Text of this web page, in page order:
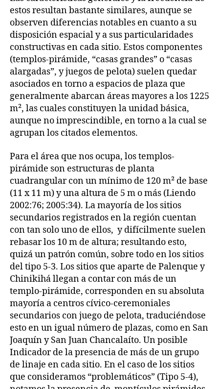
estos resultan bastante similares, aunque se
observen diferencias notables en cuanto a su
disposición espacial y a sus particularidades
constructivas en cada sitio. Estos componentes
(templos-pirámide, “casas grandes” o “casas
alargadas”, y juegos de pelota) suelen quedar
asociados en torno a espacios de plaza que
generalmente abarcan áreas mayores a los 1225
m², las cuales constituyen la unidad básica,
aunque no imprescindible, en torno a la cual se
agrupan los citados elementos.
Para el área que nos ocupa, los templos-
pirámide son estructuras de planta
cuadrangular con un mínimo de 120 m² de base
(11 x 11 m) y una altura de 5 m o más (Liendo
2002:76; 2005:34). La mayoría de los sitios
secundarios registrados en la región cuentan
con tan solo uno de ellos, y difícilmente suelen
rebasar los 10 m de altura; resultando esto,
quizá un patrón común, sobre todo en los sitios
del tipo 5-3. Los sitios que aparte de Palenque y
Chinikihá llegan a contar con más de un
templo-pirámide, corresponden en su absoluta
mayoría a centros cívico-ceremoniales
secundarios con juego de pelota, traduciéndose
esto en un igual número de plazas, como en San
Joaquín y San Juan Chancalaíto. Un posible
Indicador de la presencia de más de un grupo
de linaje en cada sitio. En el caso de los sitios
que consideramos “problemáticos” (Tipo 5-4),